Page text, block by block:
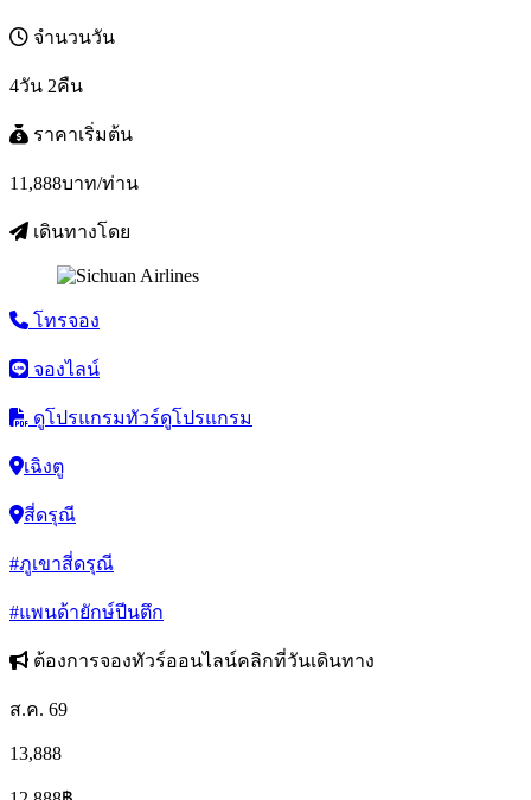
จำนวนวัน
4วัน 2คืน
ราคาเริ่มต้น
11,888บาท/ท่าน
เดินทางโดย
โทรจอง
จองไลน์
ดูโปรแกรมทัวร์ดูโปรแกรม
เฉิงตู
สี่ดรุณี
#ภูเขาสี่ดรุณี
#แพนด้ายักษ์ปีนตึก
ต้องการจองทัวร์ออนไลน์คลิกที่วันเดินทาง
ส.ค. 69
13,888